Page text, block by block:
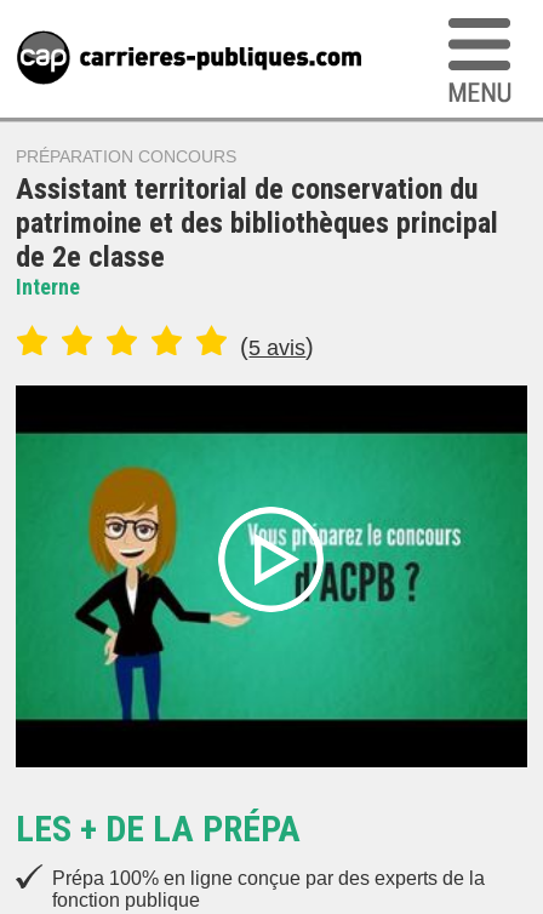
PRÉPARATION CONCOURS
Assistant territorial de conservation du
patrimoine et des bibliothèques principal
de 2e classe
Interne
(5 avis)
LES + DE LA PRÉPA
Prépa 100% en ligne conçue par des experts de la
fonction publique